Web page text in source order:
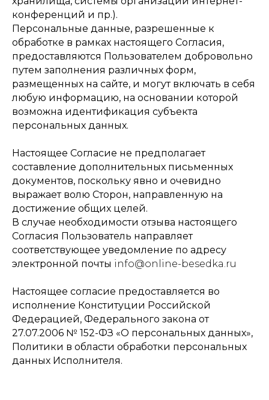
конференций и пр.).
Персональные данные, разрешенные к
обработке в рамках настоящего Согласия,
предоставляются Пользователем добровольно
путем заполнения различных форм,
размещенных на сайте, и могут включать в себя
любую информацию, на основании которой
возможна идентификация субъекта
персональных данных.
Настоящее Согласие не предполагает
составление дополнительных письменных
документов, поскольку явно и очевидно
выражает волю Сторон, направленную на
достижение общих целей.
В случае необходимости отзыва настоящего
Согласия Пользователь направляет
соответствующее уведомление по адресу
электронной почты info@online-besedka.ru
Настоящее согласие предоставляется во
исполнение Конституции Российской
Федерацией, Федерального закона от
27.07.2006 № 152-ФЗ «О персональных данных»,
Политики в области обработки персональных
данных Исполнителя.